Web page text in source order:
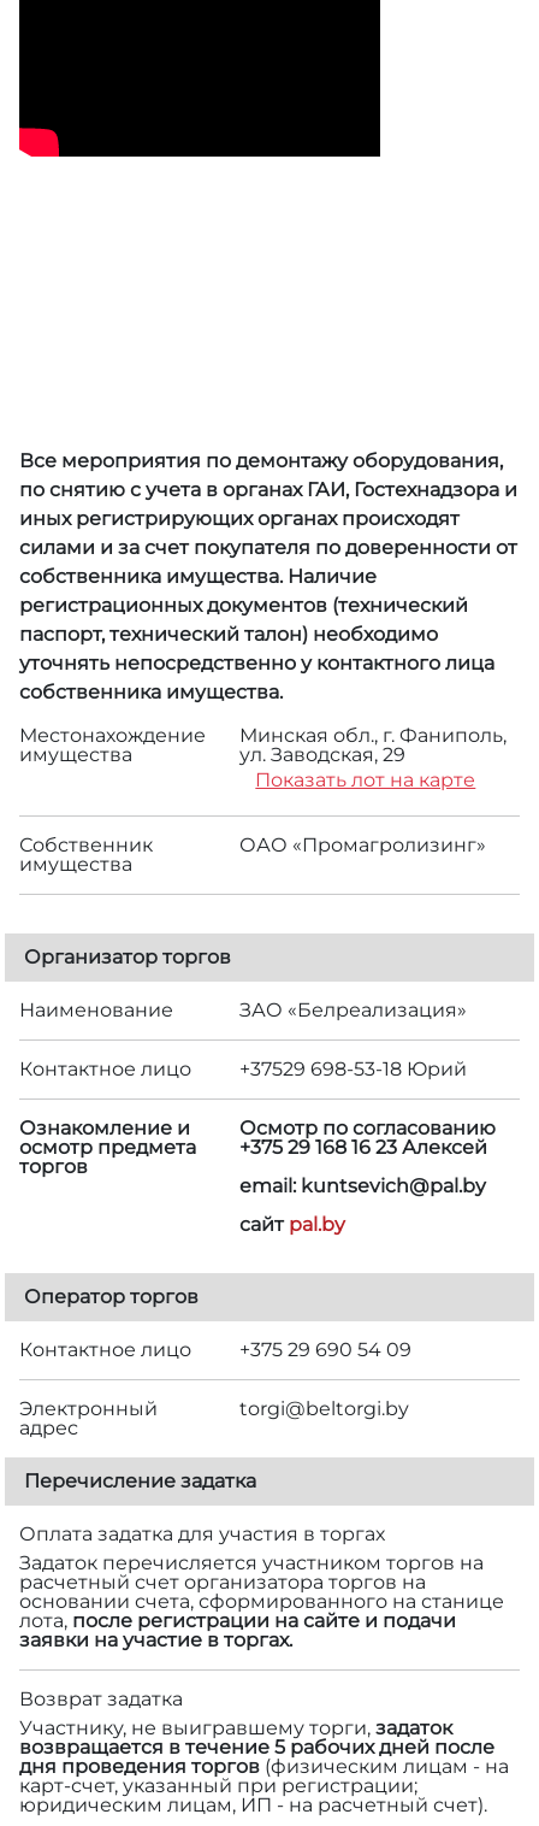
Все мероприятия по демонтажу оборудования,
по снятию с учета в органах ГАИ, Гостехнадзора и
иных регистрирующих органах происходят
силами и за счет покупателя по доверенности от
собственника имущества. Наличие
регистрационных документов (технический
паспорт, технический талон) необходимо
уточнять непосредственно у контактного лица
собственника имущества.
Местонахождение
имущества
Минская обл., г. Фаниполь,
ул. Заводская, 29
Показать лот на карте
Собственник
имущества
ОАО «Промагролизинг»
Организатор торгов
Наименование ЗАО «Белреализация»
Контактное лицо +37529 698-53-18 Юрий
Ознакомление и
осмотр предмета
торгов
Осмотр по согласованию
+375 29 168 16 23 Алексей
email: kuntsevich@pal.by
сайт pal.by
Оператор торгов
Контактное лицо +375 29 690 54 09
Электронный
адрес
torgi@beltorgi.by
Перечисление задатка
Оплата задатка для участия в торгах
Задаток перечисляется участником торгов на
расчетный счет организатора торгов на
основании счета, сформированного на станице
лота, после регистрации на сайте и подачи
заявки на участие в торгах.
Возврат задатка
Участнику, не выигравшему торги, задаток
возвращается в течение 5 рабочих дней после
дня проведения торгов (физическим лицам - на
карт-счет, указанный при регистрации;
юридическим лицам, ИП - на расчетный счет).